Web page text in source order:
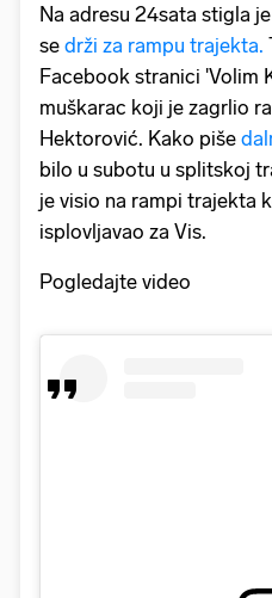
Na adresu 24sata stigla
se drži za rampu trajekta.
Facebook stranici 'Volim
muškarac koji je zagrlio
Hektorović. Kako piše
bilo u subotu u splitskoj
je visio na rampi trajekta
isplovljavao za Vis.
Pogledajte video